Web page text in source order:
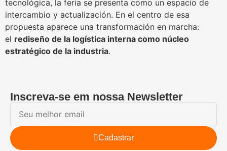
tecnológica, la feria se presenta como un espacio de
intercambio y actualización. En el centro de esa
propuesta aparece una transformación en marcha:
el rediseño de la logística interna como núcleo
estratégico de la industria.
Inscreva-se em nossa Newsletter
Cadastrar